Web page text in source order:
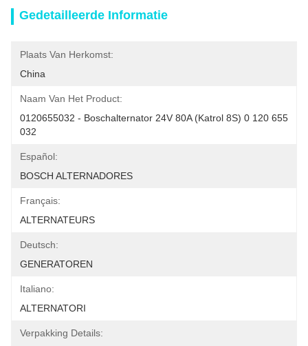
Gedetailleerde Informatie
Plaats Van Herkomst:
China
Naam Van Het Product:
0120655032 - Boschalternator 24V 80A (Katrol 8S) 0 120 655
032
Español:
BOSCH ALTERNADORES
Français:
ALTERNATEURS
Deutsch:
GENERATOREN
Italiano:
ALTERNATORI
Verpakking Details: